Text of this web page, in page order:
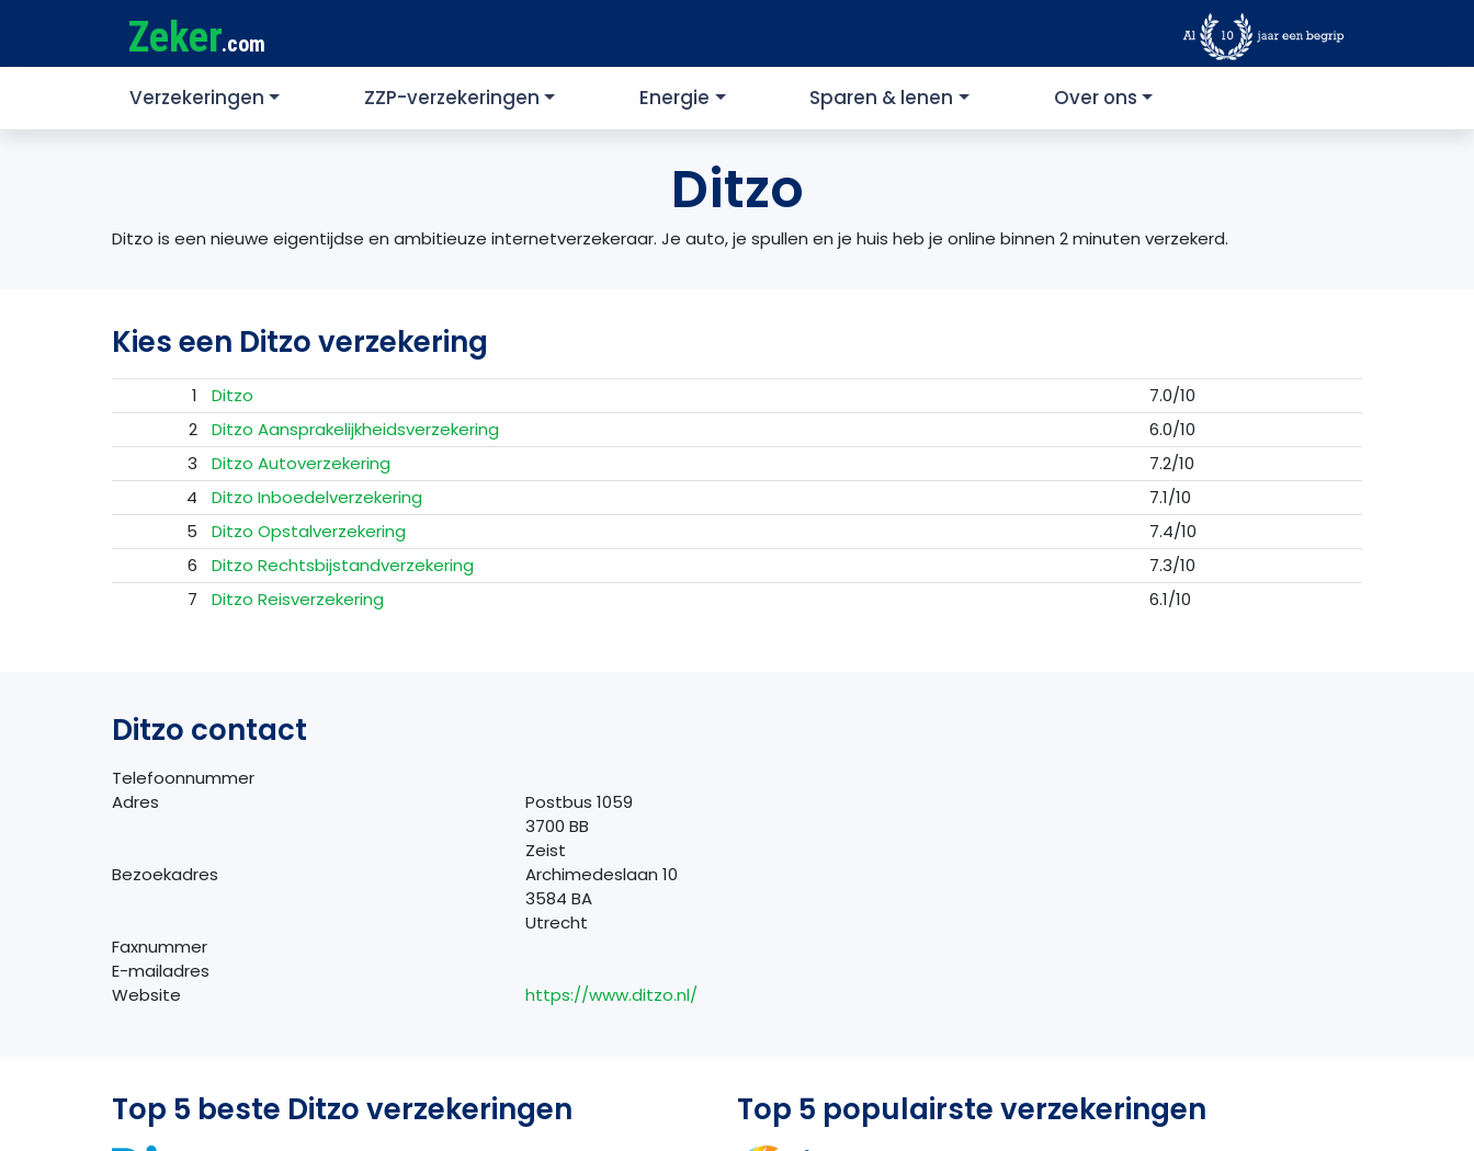
Zeker.com
Verzekeringen ZZP-verzekeringen Energie Sparen & lenen Over ons
Ditzo
Ditzo is een nieuwe eigentijdse en ambitieuze internetverzekeraar. Je auto, je spullen en je huis heb je online binnen 2 minuten verzekerd.
Kies een Ditzo verzekering
1 Ditzo
7.0/10
2
Ditzo Aansprakelijkheidsverzekering
6.0/10
3
Ditzo Autoverzekering
7.2/10
4
Ditzo Inboedelverzekering
7.1/10
5
Ditzo Opstalverzekering
7.4/10
6
Ditzo Rechtsbijstandverzekering
7.3/10
7
Ditzo Reisverzekering 6.1/10
Ditzo contact
Telefoonnummer
Adres
Postbus 1059
3700 BB
Zeist
Bezoekadres
Archimedeslaan 10
3584 BA
Utrecht
Faxnummer
E-mailadres
Website
https://www.ditzo.nl/
Top 5 beste Ditzo verzekeringen Top 5 populairste verzekeringen